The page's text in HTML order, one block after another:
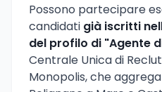
Possono partecipare
candidati già iscritti
del profilo di "Agente
Centrale Unica di
Monopolis, che